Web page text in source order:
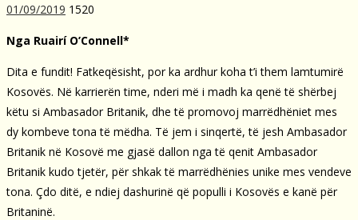
01/09/2019 1520
Nga Ruairí O’Connell*
Dita e fundit! Fatkeqësisht, por ka ardhur koha t’i them lamtumirë
Kosovës. Në karrierën time, nderi më i madh ka qenë të shërbej
këtu si Ambasador Britanik, dhe të promovoj marrëdhëniet mes
dy kombeve tona të mëdha. Të jem i sinqertë, të jesh Ambasador
Britanik në Kosovë me gjasë dallon nga të qenit Ambasador
Britanik kudo tjetër, për shkak të marrëdhënies unike mes vendeve
tona. Çdo ditë, e ndiej dashurinë që populli i Kosovës e kanë për
Britaninë.